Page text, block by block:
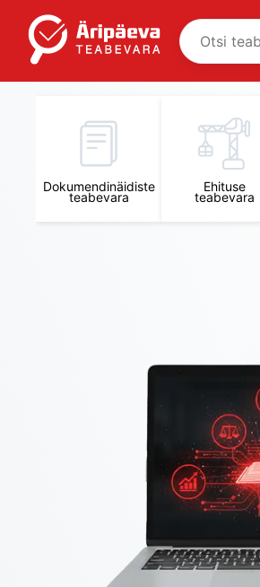
Dokumendinäidiste
teabevara
Ehituse
teabevara